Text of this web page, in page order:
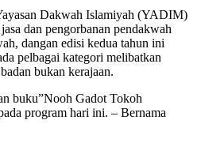
Dakwah Islamiyah (YADIM)
dan pengorbanan pendakwah
dangan edisi kedua tahun ini
pelbagai kategori melibatkan
bukan kerajaan.
buku”Nooh Gadot Tokoh
program hari ini. – Bernama